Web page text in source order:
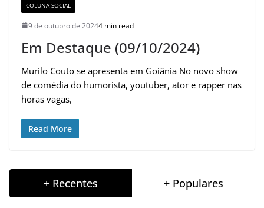
COLUNA SOCIAL
9 de outubro de 20244 min read
Em Destaque (09/10/2024)
Murilo Couto se apresenta em Goiânia No novo show
de comédia do humorista, youtuber, ator e rapper nas
horas vagas,
Read More
+ Recentes + Populares